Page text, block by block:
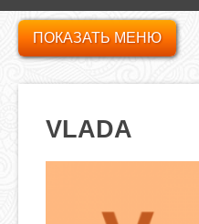
VLADA
ПОКАЗАТЬ МЕНЮ